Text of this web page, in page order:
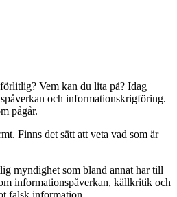
Vem kan du lita på? Idag
och informationskrigföring.
pågår.
Finns det sätt att veta vad som är
myndighet som bland annat har till
informationspåverkan, källkritik och
falsk information.